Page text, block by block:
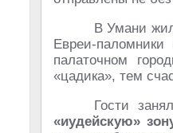
В Умани
Евреи-
палаточном
«цадика», тем
Гости
«иудейскую»